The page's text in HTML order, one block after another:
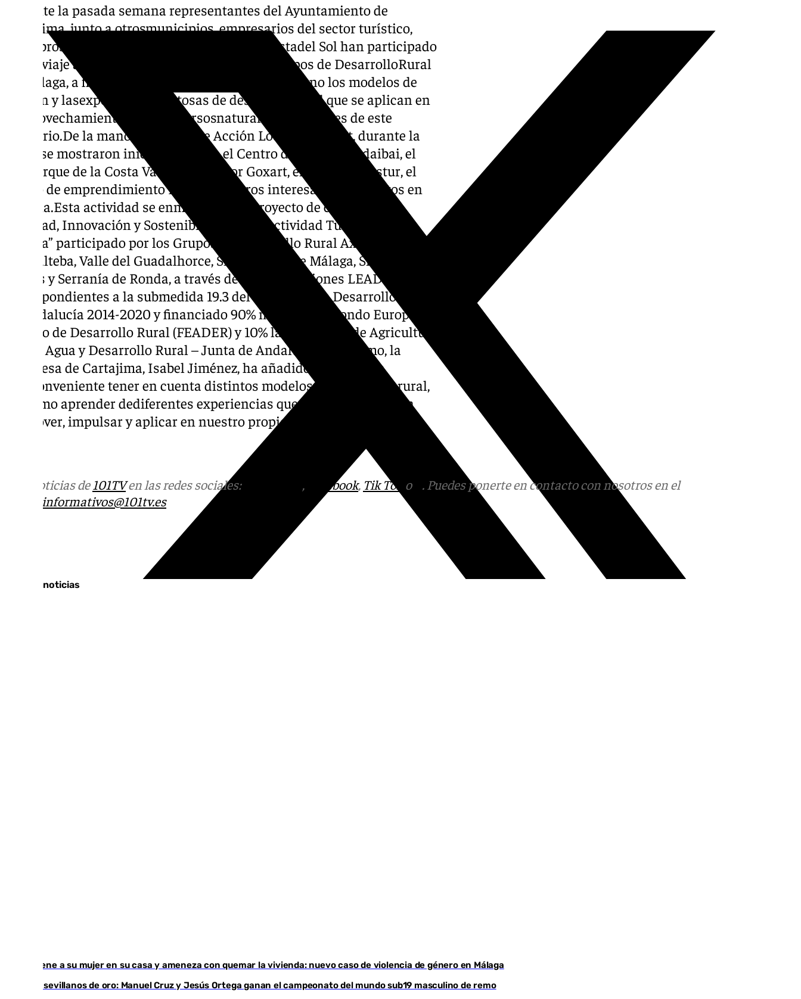
Durante la pasada semana representantes del Ayuntamiento de
Cartajima, junto a otrosmunicipios, empresarios del sector turístico,
miembros de Turismo y Planificación de la Costadel Sol han participado
en un viaje al País Vasco, organizado por los Grupos de DesarrolloRural
de Málaga, a fin de conocer y estudiar sobre el terreno los modelos de
gestión y lasexperiencias exitosas de desarrollo rural que se aplican en
el aprovechamiento de los recursosnaturales y culturales de este
territorio.De la mano del Grupo de Acción Local Mendinet, durante la
visita se mostraron iniciativascomo el Centro de Aves de Urdaibai, el
Geoparque de la Costa Vasca, el obrador Goxart, el proyecto Lastur, el
centro de emprendimiento El Ochar y otros interesantes proyectos en
Zumaia.Esta actividad se enmarca en un proyecto de cooperación
“Calidad, Innovación y Sostenibilidad de la Actividad Turística en
Málaga” participado por los Grupos de Desarrollo Rural Axarquía,
Guadalteba, Valle del Guadalhorce, Sierra Norte de Málaga, Sierra de las
Nieves y Serranía de Ronda, a través de las subvenciones LEADER,
correspondientes a la submedida 19.3 del Programa de Desarrollo Rural
de Andalucía 2014-2020 y financiado 90% mediante el Fondo Europeo
Agrario de Desarrollo Rural (FEADER) y 10% la Consejería de Agricultura,
Pesca, Agua y Desarrollo Rural – Junta de Andalucía.Por último, la
alcaldesa de Cartajima, Isabel Jiménez, ha añadido que “resulta
muyconveniente tener en cuenta distintos modelos de desarrollo rural,
así como aprender dediferentes experiencias que después se puedan
promover, impulsar y aplicar en nuestro propioterritorio”.
Más noticias de101TVen las redes sociales: , Facebook, Tik Tok o
. Puedes ponerte en contacto con nosotros en el
informativos@101tv.es
Últimas noticias
Retiene a su mujer en su casa y ameneza con quemar la vivienda: nuevo caso de violencia de género en Málaga
Dos sevillanos de oro: Manuel Cruz y Jesús Ortega ganan el campeonato del mundo sub19 masculino de remo